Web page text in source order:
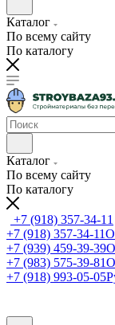
Каталог
По всему сайту
По каталогу
Каталог
По всему сайту
По каталогу
+7 (918) 357-34-11
+7 (918) 357-34-11
+7 (939) 459-39-39
+7 (983) 575-39-81
+7 (918) 993-05-05